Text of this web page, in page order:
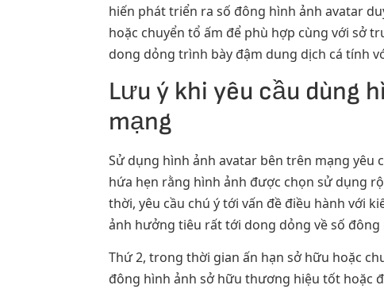
hiến phát triển ra số đông hình ảnh avatar
hoặc chuyển tổ ấm để phù hợp cùng với sở
dong dỏng trình bày đậm dung dịch cá tính
Lưu ý khi yêu cầu dùng
mạng
Sử dụng hình ảnh avatar bên trên mạng yêu
hứa hẹn rằng hình ảnh được chọn sử dụng
thời, yêu cầu chú ý tới vấn đề điều hành với
ảnh hưởng tiêu rất tới dong dỏng về số đông
Thứ 2, trong thời gian ấn hạn sở hữu hoặc
đông hình ảnh sở hữu thương hiệu tốt hoặc